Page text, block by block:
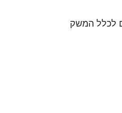
לכלל המשק